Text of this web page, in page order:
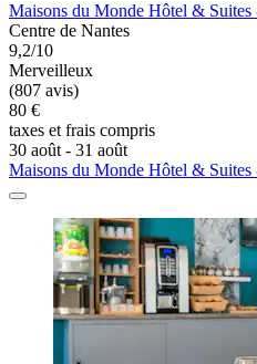
Maisons du Monde Hôtel & Suites
Centre de Nantes
9,2/10
Merveilleux
(807 avis)
80 €
taxes et frais compris
30 août - 31 août
Maisons du Monde Hôtel & Suites